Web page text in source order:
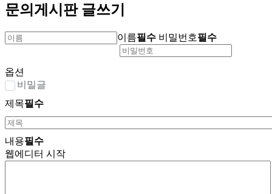
문의게시판 글쓰기
이름필수 비밀번호필수
옵션
비밀글
제목필수
내용필수
웹에디터 시작